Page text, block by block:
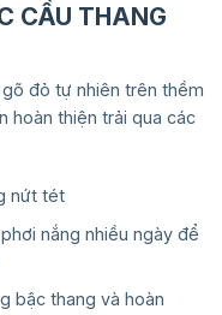
CẦU THANG
đỏ tự nhiên trên thềm
hoàn thiện trải qua các
nứt tét
nắng nhiều ngày để
bậc thang và hoàn